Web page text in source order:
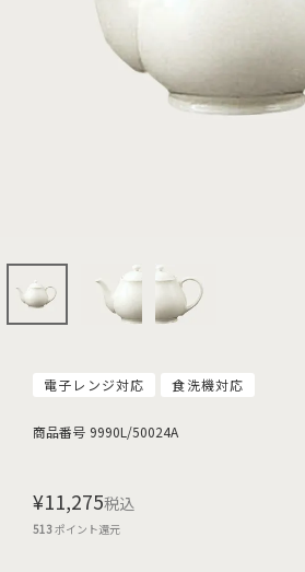
電子レンジ対応 食洗機対応
商品番号 9990L/50024A
¥11,275税込
513ポイント還元